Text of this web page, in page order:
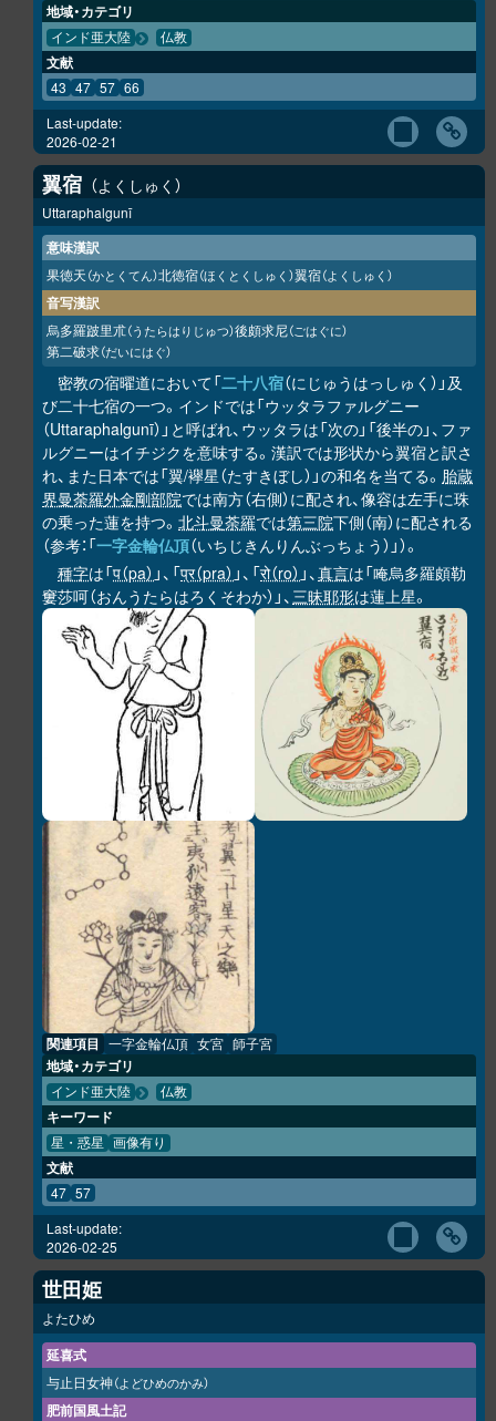
地域・カテゴリ
インド亜大陸 仏教
文献
43 47 57 66
Last-update:
2026-02-21
翼宿 よくしゅく
Uttaraphalgunī
意味漢訳
果徳天（かとくてん）北徳宿（ほくとくしゅく）翼宿（よくしゅく）
音写漢訳
烏多羅跛里朮（うたらはりじゅつ）後頗求尼（ごはぐに）
第二破求（だいにはぐ）
密教の宿曜道において「二十八宿（にじゅうはっしゅく）」及
び二十七宿の一つ。インドでは「ウッタラファルグニー
（Uttaraphalgunī）」と呼ばれ、ウッタラは「次の」「後半の」、ファ
ルグニーはイチジクを意味する。漢訳では形状から翼宿と訳さ
れ、また日本では「翼/襷星（たすきぼし）」の和名を当てる。 胎蔵
界曼荼羅外金剛部院では南方（右側）に配され、像容は左手に珠
の乗った蓮を持つ。 北斗曼荼羅では第三院下側（南）に配される
（参考：「一字金輪仏頂（いちじきんりんぶっちょう）」）。
種字は「प（pa） 」、「प्र（pra） 」、「रो（ro） 」、真言は「唵烏多羅頗勒
窶莎呵（おんうたらはろくそわか）」、三昧耶形は蓮上星。
関連項目 一字金輪仏頂 女宮 師子宮
地域・カテゴリ
インド亜大陸 仏教
キーワード
星・惑星 画像有り
文献
47 57
Last-update:
2026-02-25
世田姫
よたひめ
延喜式
与止日女神（よどひめのかみ）
肥前国風土記